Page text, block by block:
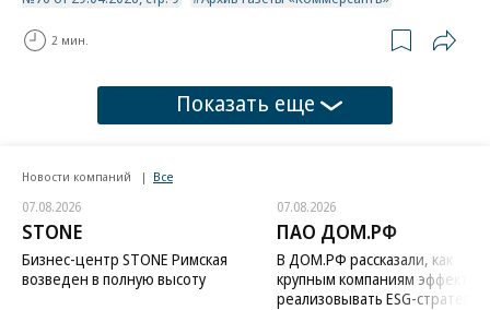
2 мин.
Показать еще
Новости компаний Все
07.08.2026
STONE
Бизнес-центр STONE Римская
возведен в полную высоту
07.08.2026
ПАО ДОМ.РФ
В ДОМ.РФ рассказали, как
крупным компаниям
реализовывать ESG-стратегию